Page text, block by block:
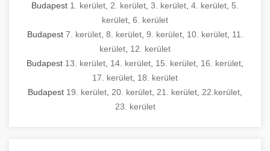
Budapest 1. kerület 2. kerület 3. kerület 4. kerület 5.
kerület 6. kerület
Budapest 7. kerület, 8. kerület, 9. kerület, 10. kerület, 11.
kerület 12. kerület
Budapest 13. kerület 14. kerület 15. kerület 16. kerület
17. kerület 18. kerület
Budapest 19. kerület 20. kerület 21. kerület 22.kerület
23. kerület